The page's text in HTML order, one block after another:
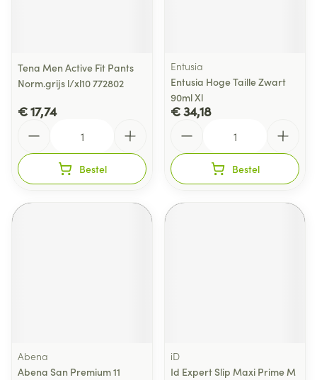
Tena Men Active Fit Pants
Norm.grijs l/xl10 772802
€ 17,74
Bestel
Entusia
Entusia Hoge Taille Zwart
90ml Xl
€ 34,18
Bestel
Abena
Abena San Premium 11
iD
Id Expert Slip Maxi Prime M